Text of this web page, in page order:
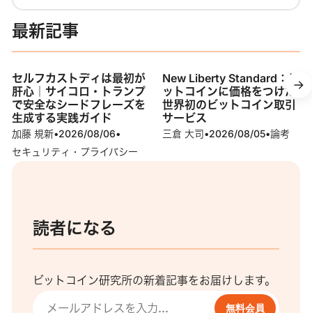
最新記事
セルフカストディは最初が
肝心｜サイコロ・トランプ
で安全なシードフレーズを
生成する実践ガイド
加藤 規新•2026/08/06•
セキュリティ・プライバシー
New Liberty Standard：ビ
ットコインに価格をつけた
世界初のビットコイン取引
サービス
三倉 大司•2026/08/05•論考
読者になる
ビットコイン研究所の新着記事をお届けします。
無料会員